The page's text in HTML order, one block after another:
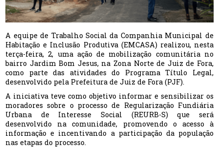
A equipe de Trabalho Social da Companhia Municipal de
Habitação e Inclusão Produtiva (EMCASA) realizou, nesta
terça-feira, 2, uma ação de mobilização comunitária no
bairro Jardim Bom Jesus, na Zona Norte de Juiz de Fora,
como parte das atividades do Programa Título Legal,
desenvolvido pela Prefeitura de Juiz de Fora (PJF).
A iniciativa teve como objetivo informar e sensibilizar os
moradores sobre o processo de Regularização Fundiária
Urbana de Interesse Social (REURB-S) que será
desenvolvido na comunidade, promovendo o acesso à
informação e incentivando a participação da população
nas etapas do processo.